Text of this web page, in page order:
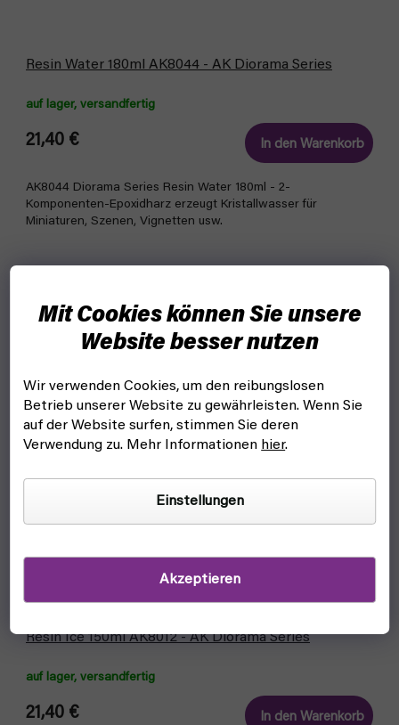
Mit Cookies können Sie unsere
Website besser nutzen
Wir verwenden Cookies, um den reibungslosen
Betrieb unserer Website zu gewährleisten. Wenn Sie
auf der Website surfen, stimmen Sie deren
Verwendung zu. Mehr Informationen hier.
Einstellungen
Akzeptieren
Resin Water 180ml AK8044 - AK Diorama Series
auf lager, versandfertig
21,40 € In den Warenkorb
AK8044 Diorama Series Resin Water 180ml - 2-
Komponenten-Epoxidharz erzeugt Kristallwasser für
Miniaturen, Szenen, Vignetten usw.
Resin Ice 150ml AK8012 - AK Diorama Series
auf lager, versandfertig
21,40 € In den Warenkorb